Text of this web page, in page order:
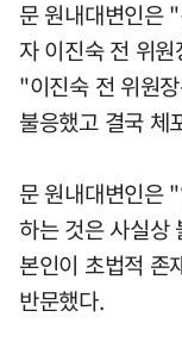
문 원내대변인은
자 이진숙 전 위
"이진숙 전 위원
불응했고 결국 체
문 원내대변인은
하는 것은 사실상
본인이 초법적 존
반문했다.